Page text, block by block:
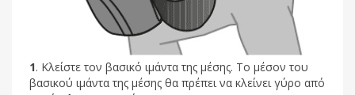
1. Κλείστε τον βασικό ιμάντα της μέσης. Το μέσον του
βασικού ιμάντα της μέσης θα πρέπει να κλείνει γύρο από